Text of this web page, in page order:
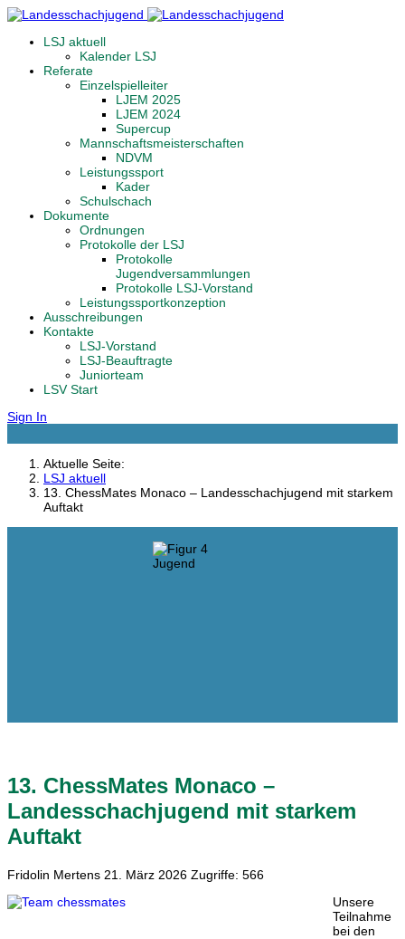
LSJ aktuell
Kalender LSJ
Referate
Einzelspielleiter
LJEM 2025
LJEM 2024
Supercup
Mannschaftsmeisterschaften
NDVM
Leistungssport
Kader
Schulschach
Dokumente
Ordnungen
Protokolle der LSJ
Protokolle
Jugendversammlungen
Protokolle LSJ-Vorstand
Leistungssportkonzeption
Ausschreibungen
Kontakte
LSJ-Vorstand
LSJ-Beauftragte
Juniorteam
LSV Start
Sign In
Aktuelle Seite:
LSJ aktuell
13. ChessMates Monaco – Landesschachjugend mit starkem
Auftakt
13. ChessMates Monaco –
Landesschachjugend mit starkem
Auftakt
Fridolin Mertens 21. März 2026 Zugriffe: 566
Unsere
Teilnahme
bei den